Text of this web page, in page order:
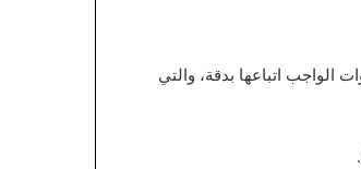
اتباعها بدقة، والتي